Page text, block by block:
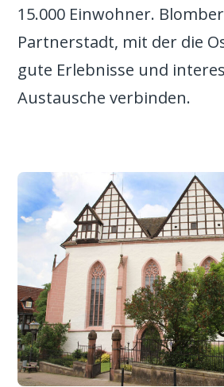
15.000 Einwohner.
Partnerstadt, mit der die
gute Erlebnisse und
Austausche verbinden.